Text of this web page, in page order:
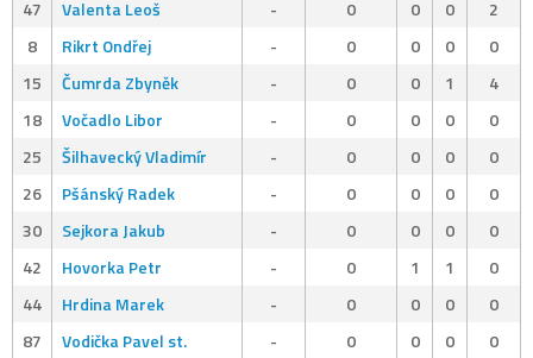
47
Valenta Leoš - 0 0 0
2
8
Rikrt Ondřej - 0 0 0
0
15
Čumrda Zbyněk - 0 0 1
4
18
Vočadlo Libor - 0 0 0
0
25
Šilhavecký Vladimír - 0 0 0
0
26
Pšánský Radek - 0 0 0
0
30
Sejkora Jakub - 0 0 0
0
42
Hovorka Petr - 0 1 1
0
44
Hrdina Marek - 0 0 0
0
87
Vodička Pavel st. - 0 0 0
0